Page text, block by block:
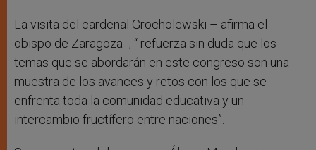
La visita del cardenal Grocholewski – afirma el
obispo de Zaragoza -, “ refuerza sin duda que los
temas que se abordarán en este congreso son una
muestra de los avances y retos con los que se
enfrenta toda la comunidad educativa y un
intercambio fructífero entre naciones”.